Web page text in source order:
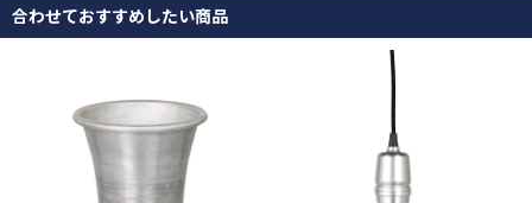
合わせておすすめしたい商品